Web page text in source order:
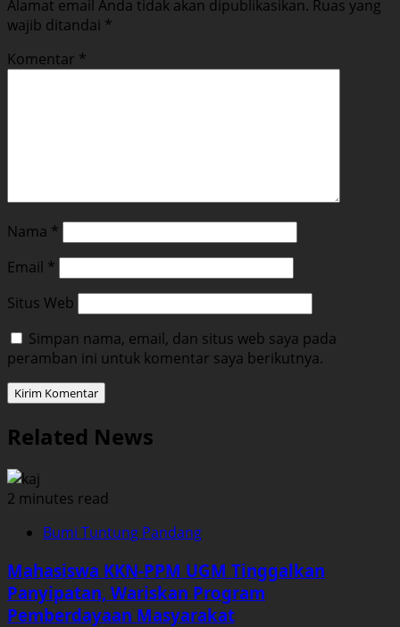
Alamat email Anda tidak akan dipublikasikan. Ruas yang
wajib ditandai *
Komentar *
Nama *
Email *
Situs Web
Simpan nama, email, dan situs web saya pada
peramban ini untuk komentar saya berikutnya.
Related News
2 minutes read
Bumi Tuntung Pandang
Mahasiswa KKN-PPM UGM Tinggalkan
Panyipatan, Wariskan Program
Pemberdayaan Masyarakat